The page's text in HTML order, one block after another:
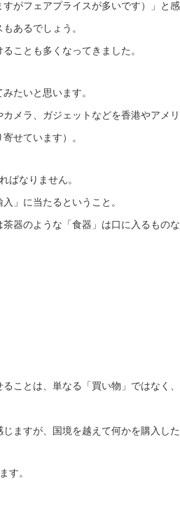
すがフェアプライスが多いです）」と
あるでしょう。
ことも多くなってきました。
たいと思います。
メラ、ガジェットなどを香港やアメ
せています）。
ばなりません。
」に当たるということ。
器のような「食器」は口に入るもの
ことは、単なる「買い物」ではなく
ますが、国境を越えて何かを購入し
す。